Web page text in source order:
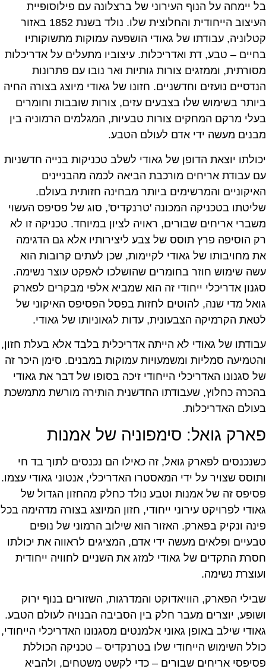
בל יימחה על הנוף העירוני של ברצלונה עם פילוסופיית
העיצוב הייחודית והחלוצית שלו. נולד בשנת 1852 באזור
קטלוניה, עבודתו של גאודי הושפעה עמוקות מתשוקותיו
בחיים – טבע, דת ואדריכלות. עיצוביו מתעלים על אדריכלות
מסורתית, וממזגים צורות גותיות ואר נובו עם פתרונות
הנדסיים נועזים וחדשניים. חזונו של גאודי מיוצג בצורה החיה
ביותר בשימוש שלו בצבעים עזים, צורות שובבות וחומרים
בעלי מרקם המחקים צורות טבעיות, המגלמים הרמוניה בין
מבנים מעשה ידי אדם לעולם הטבע.
יכולתו יוצאת הדופן של גאודי לשלב טכניקות בנייה חדשניות
עם עבודת אריחים מורכבת הביאה לכמה מהבניינים
האיקוניים והמרשימים ביותר מבחינה חזותית בעולם.
שליטתו בטכניקה המכונה 'טרנקדיס', סוג של פסיפס העשוי
משברי אריחים שבורים, ראויה לציון במיוחד. טכניקה זו לא
רק הוסיפה פרץ תוסס של צבע ליצירותיו אלא גם הדגימה
את מחויבותו של גאודי לקיימות, שכן לעתים קרובות הוא
עשה שימוש חוזר בחומרים שהושלכו לאפקט עוצר נשימה.
סגנון אדריכלי ייחודי זה הוא שמביא אלפי מבקרים לפארק
גואל מדי שנה, להוטים לחזות בפסל הפסיפס האיקוני של
לטאת הקרמיקה הצבעונית, עדות לגאוניותו של גאודי.
עבודתו של גאודי לא הייתה אדריכלית בלבד אלא בעלת חזון,
והטמיעה סמליות ומשמעויות עמוקות במבנים. סימן היכר זה
של סגנונו האדריכלי הייחודי זיכה בסופו של דבר את גאודי
בהכרה כחלוץ, שעבודתו החדשנית הותירה מורשת מתמשכת
בעולם האדריכלות.
פארק גואל: סימפוניה של אמנות
כשנכנסים לפארק גואל, זה כאילו הם נכנסים לתוך בד חי
ותוסס שצויר על ידי המאסטרו האדריכלי, אנטוני גאודי עצמו.
פסיפס זה של אמנות וטבע נולד כחלק מהחזון הגדול של
גאודי לפרויקט עירוני ייחודי, חזון המיוצג בצורה מדהימה בכל
פינה ונקיק בפארק. האזור הוא שילוב הרמוני של נופים
טבעיים ופלאים מעשה ידי אדם, המציגים לראווה את יכולתו
חסרת התקדים של גאודי למזג את השניים לחוויה ייחודית
ועוצרת נשימה.
שבילי הפארק, הוויאדוקט והמדרגות, השזורים בנוף ירוק
ושופע, יוצרים מעבר חלק בין הסביבה הבנויה לעולם הטבע.
גאודי שילב באופן גאוני אלמנטים מסגנונו האדריכלי הייחודי,
כולל השימוש הייחודי שלו בטרנקדיס – טכניקה הכוללת
פסיפסי אריחים שבורים – כדי לקשט משטחים, ולהביא